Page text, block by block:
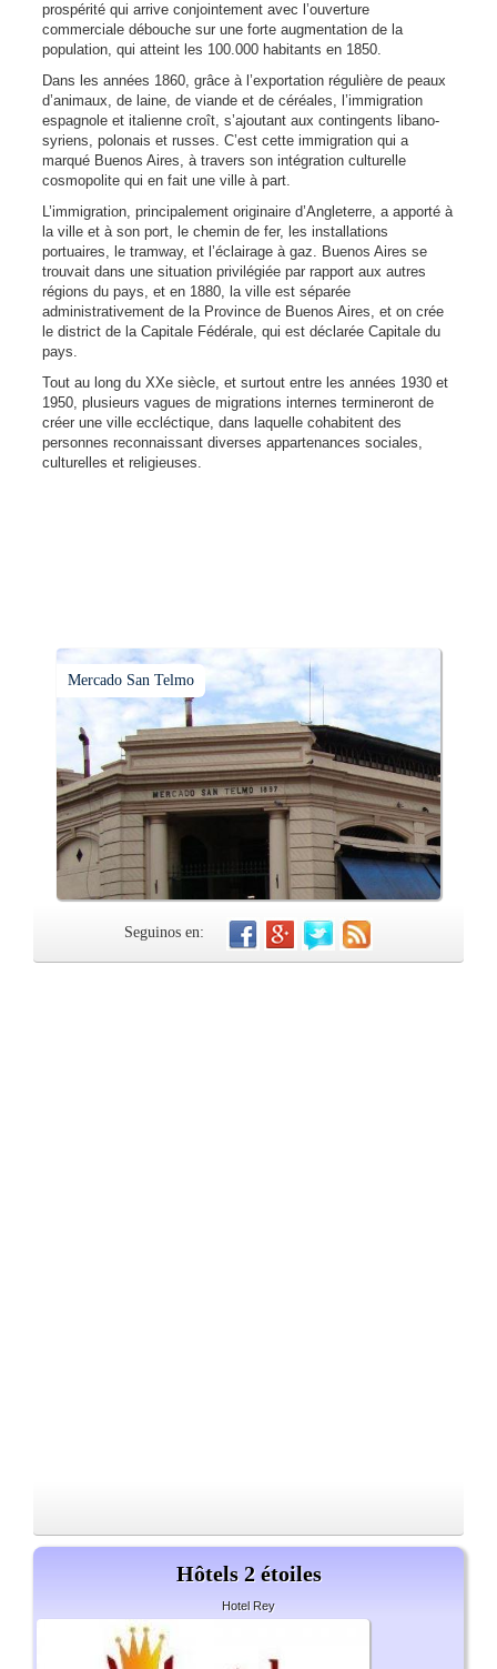
prospérité qui arrive conjointement avec l’ouverture
commerciale débouche sur une forte augmentation de la
population, qui atteint les 100.000 habitants en 1850.
Dans les années 1860, grâce à l’exportation régulière de peaux
d’animaux, de laine, de viande et de céréales, l’immigration
espagnole et italienne croît, s’ajoutant aux contingents libano-
syriens, polonais et russes. C’est cette immigration qui a
marqué Buenos Aires, à travers son intégration culturelle
cosmopolite qui en fait une ville à part.
L’immigration, principalement originaire d’Angleterre, a apporté à
la ville et à son port, le chemin de fer, les installations
portuaires, le tramway, et l’éclairage à gaz. Buenos Aires se
trouvait dans une situation privilégiée par rapport aux autres
régions du pays, et en 1880, la ville est séparée
administrativement de la Province de Buenos Aires, et on crée
le district de la Capitale Fédérale, qui est déclarée Capitale du
pays.
Tout au long du XXe siècle, et surtout entre les années 1930 et
1950, plusieurs vagues de migrations internes termineront de
créer une ville eccléctique, dans laquelle cohabitent des
personnes reconnaissant diverses appartenances sociales,
culturelles et religieuses.
Mercado San Telmo
Seguinos en:
Hôtels 2 étoiles
Hotel Rey